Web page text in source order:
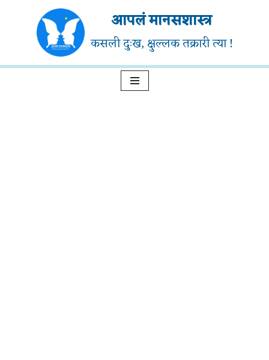
to
आपलं मानसशास्त्र
कसली दुःख, क्षुल्लक तक्रारी त्या !